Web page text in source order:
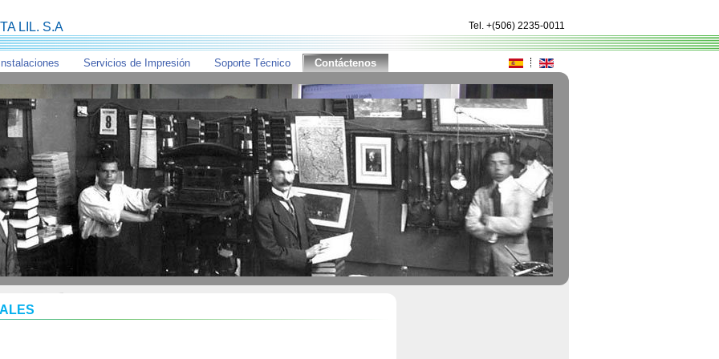
LIL. S.A Tel . +(506) 2235-0011
Servicios de Impresión Soporte Técnico
Contáctenos
de libros, especialmente textos educativos.
durante más de 120 años hemos perfeccionado el arte de la impresión.